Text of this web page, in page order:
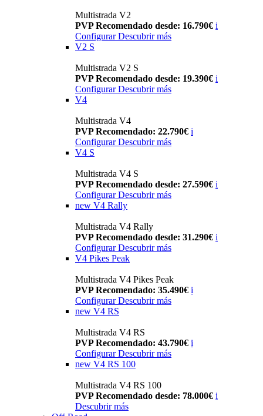
Multistrada V2
PVP Recomendado desde: 16.790€ i
Configurar Descubrir más
V2 S
Multistrada V2 S
PVP Recomendado desde: 19.390€ i
Configurar Descubrir más
V4
Multistrada V4
PVP Recomendado: 22.790€ i
Configurar Descubrir más
V4 S
Multistrada V4 S
PVP Recomendado desde: 27.590€ i
Configurar Descubrir más
new V4 Rally
Multistrada V4 Rally
PVP Recomendado desde: 31.290€ i
Configurar Descubrir más
V4 Pikes Peak
Multistrada V4 Pikes Peak
PVP Recomendado: 35.490€ i
Configurar Descubrir más
new V4 RS
Multistrada V4 RS
PVP Recomendado: 43.790€ i
ConfigurarDescubrir más
new V4 RS 100
Multistrada V4 RS 100
PVP Recomendado desde: 78.000€ i
Descubrir más